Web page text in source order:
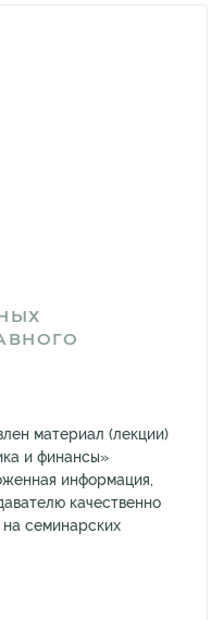
материал (лекции)
и финансы»
информация,
качественно
на семинарских